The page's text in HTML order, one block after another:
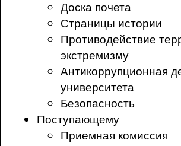
Доска почета
Страницы истории
Противодействие
экстремизму
Антикоррупционная
университета
Безопасность
Поступающему
Приемная комиссия